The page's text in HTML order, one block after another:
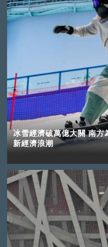
冰雪經濟破萬億大關 南方
新經濟浪潮